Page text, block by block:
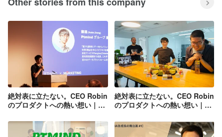
絶対表に立たない。CEO Robin
のプロダクトへの熱い想い｜前
絶対表に立たない。CEO Robin
のプロダクトへの熱い想い｜後